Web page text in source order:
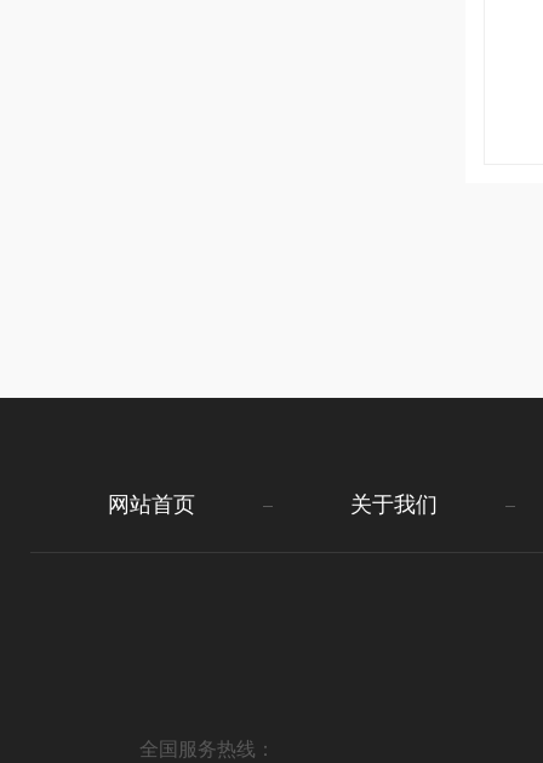
网站首页 关于我们
全国服务热线：